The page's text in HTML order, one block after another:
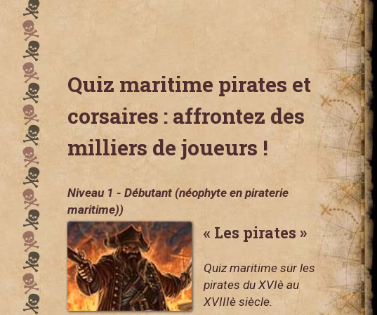
Quiz maritime pirates et
corsaires : affrontez des
milliers de joueurs !
Niveau 1 - Débutant (néophyte en piraterie
maritime))
« Les pirates »
Quiz maritime sur les
pirates du XVIè au
XVIIIè siècle.